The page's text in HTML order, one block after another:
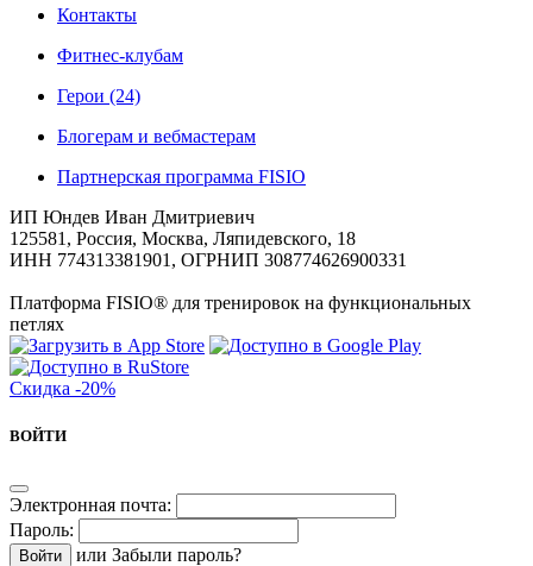
Контакты
Фитнес-клубам
Герои (24)
Блогерам и вебмастерам
Партнерская программа FISIO
ИП Юндев Иван Дмитриевич
125581, Россия, Москва, Ляпидевского, 18
ИНН 774313381901, ОГРНИП 308774626900331
Платформа FISIO® для тренировок на функциональных
петлях
Скидка -20%
ВОЙТИ
Электронная почта:
Пароль:
или Забыли пароль?